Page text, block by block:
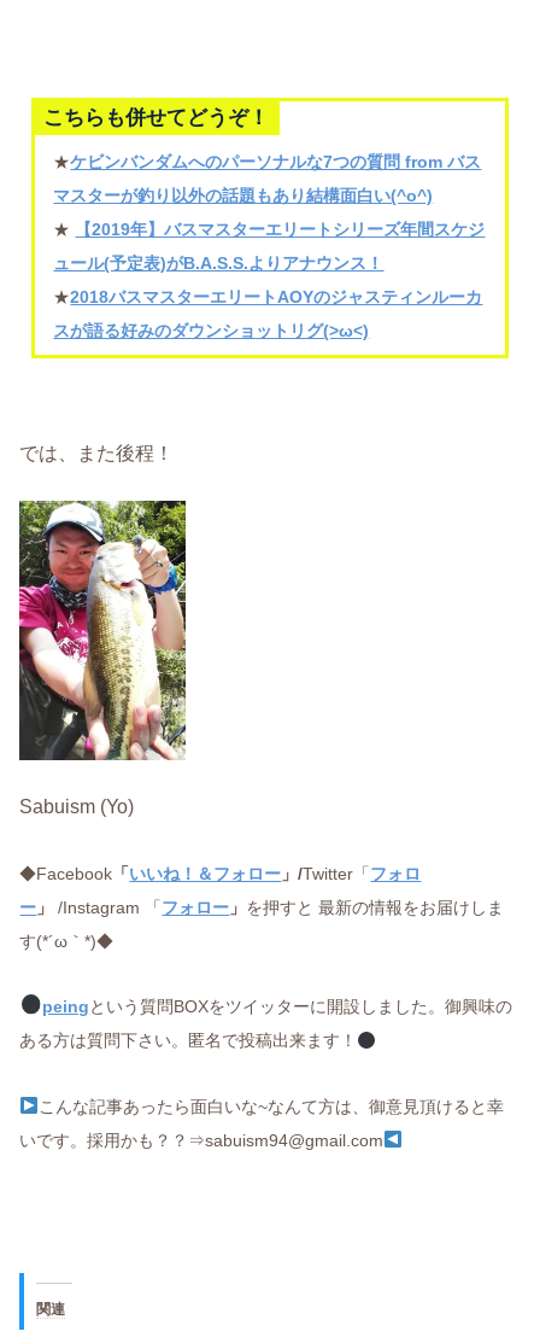
こちらも併せてどうぞ！
★ケビンバンダムへのパーソナルな7つの質問 from バス
マスターが釣り以外の話題もあり結構面白い(^o^)
★
【2019年】バスマスターエリートシリーズ年間スケジ
ュール(予定表)がB.A.S.S.よりアナウンス！
★2018バスマスターエリートAOYのジャスティンルーカ
スが語る好みのダウンショットリグ(>ω<)
では、また後程！
Sabuism (Yo)
◆Facebook 「 いいね！＆フォロー 」/Twitter「 フォロ
ー 」/Instagram 「 フォロー 」 を押すと 最新の情報をお届けしま
す(*´ω｀*)◆
peingという質問BOXをツイッターに開設しました。御興味の
ある方は質問下さい。匿名で投稿出来ます！
こんな記事あったら面白いな~なんて方は、御意見頂けると幸
いです。採用かも？？⇒sabuism94@gmail.com
関連